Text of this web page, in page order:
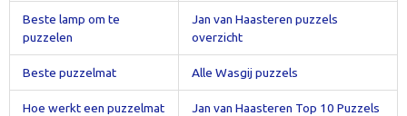
Beste lamp om te
puzzelen
Jan van Haasteren puzzels
overzicht
Beste puzzelmat Alle Wasgij puzzels
Hoe werkt een puzzelmat Jan van Haasteren Top 10 Puzzels